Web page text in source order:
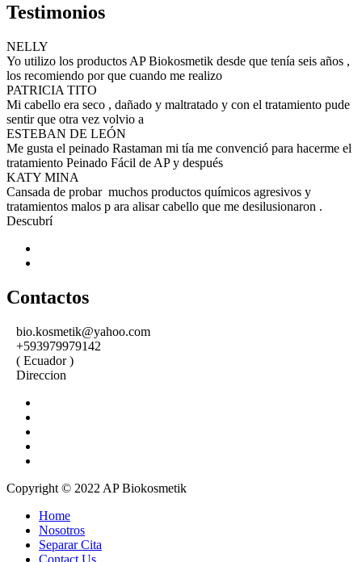
Testimonios
NELLY
Yo utilizo los productos AP Biokosmetik desde que tenía seis años ,
los recomiendo por que cuando me realizo
PATRICIA TITO
Mi cabello era seco , dañado y maltratado y con el tratamiento pude
sentir que otra vez volvio a
ESTEBAN DE LEÓN
Me gusta el peinado Rastaman mi tía me convenció para hacerme el
tratamiento Peinado Fácil de AP y después
KATY MINA
Cansada de probar muchos productos químicos agresivos y
tratamientos malos p ara alisar cabello que me desilusionaron .
Descubrí
Contactos
bio.kosmetik@yahoo.com
+593979979142
( Ecuador )
Direccion
Copyright © 2022 AP Biokosmetik
Home
Nosotros
Separar Cita
Contact Us